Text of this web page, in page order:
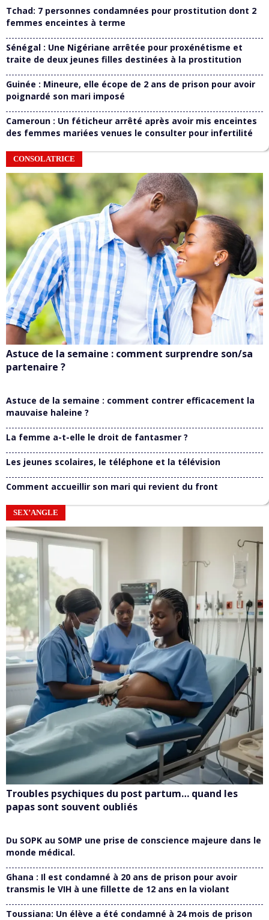
Tchad: 7 personnes condamnées pour prostitution dont 2
femmes enceintes à terme
Sénégal : Une Nigériane arrêtée pour proxénétisme et
traite de deux jeunes filles destinées à la prostitution
Guinée : Mineure, elle écope de 2 ans de prison pour avoir
poignardé son mari imposé
Cameroun : Un féticheur arrêté après avoir mis enceintes
des femmes mariées venues le consulter pour infertilité
CONSOLATRICE
Astuce de la semaine : comment surprendre son/sa
partenaire ?
Astuce de la semaine : comment contrer efficacement la
mauvaise haleine ?
La femme a-t-elle le droit de fantasmer ?
Les jeunes scolaires, le téléphone et la télévision
Comment accueillir son mari qui revient du front
SEX’ANGLE
Troubles psychiques du post partum… quand les
papas sont souvent oubliés
Du SOPK au SOMP une prise de conscience majeure dans le
monde médical.
Ghana : Il est condamné à 20 ans de prison pour avoir
transmis le VIH à une fillette de 12 ans en la violant
Toussiana: Un élève a été condamné à 24 mois de prison